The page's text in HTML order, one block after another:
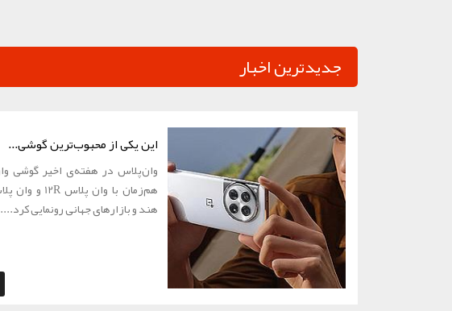
جدیدترین اخبار
این یکی از محبوب‌ترین گوشی...
هند و بازارهای جهانی رونمایی کرد....